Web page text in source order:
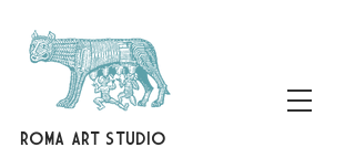
ROMA ART STUDIO